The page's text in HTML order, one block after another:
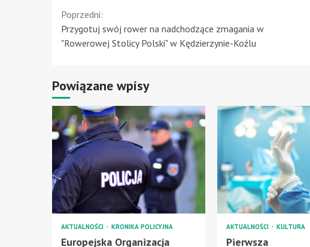
Continue
Reading
Poprzedni:
Przygotuj swój rower na nadchodzące zmagania w
"Rowerowej Stolicy Polski" w Kędzierzynie-Koźlu
Powiązane wpisy
AKTUALNOŚCI KRONIKA POLICYJNA
Europejska Organizacja
AKTUALNOŚCI KULTURA
Pierwsza